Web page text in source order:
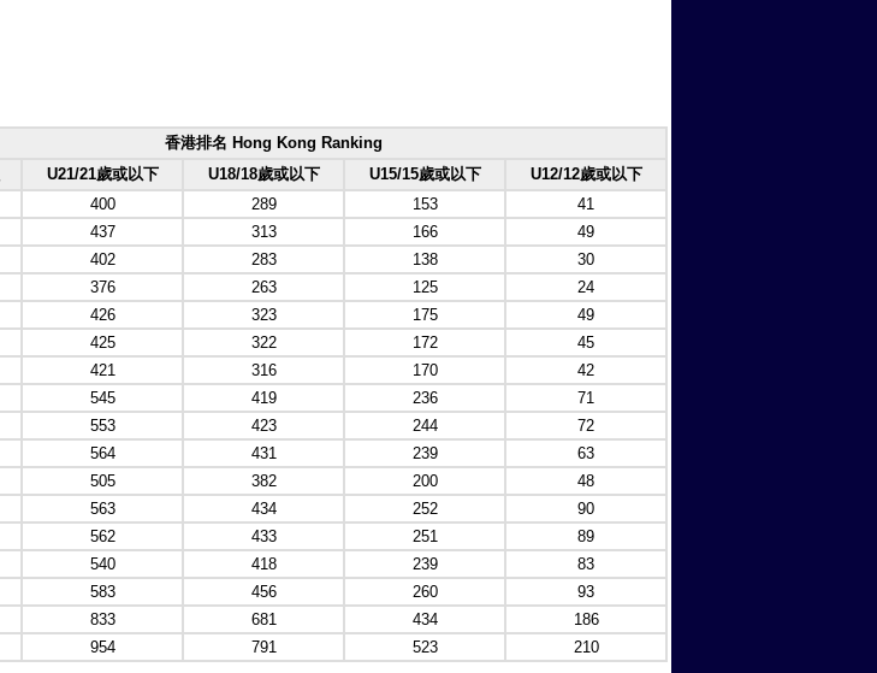
香港排名 Hong Kong Ranking
U21/21歲或以下 U18/18歲或以下 U15/15歲或以下
U12/12歲或以下
400 289 153
41
437 313 166
49
402 283 138
30
376 263 125
24
426 323 175
49
425 322 172
45
421 316 170
42
545 419 236
71
553 423 244
72
564 431 239
63
505 382 200
48
563 434 252
90
562 433 251
89
540 418 239
83
583 456 260
93
833 681 434
186
954 791 523 210